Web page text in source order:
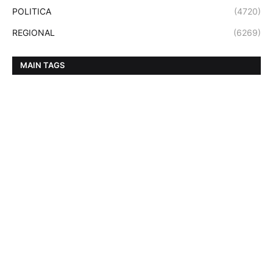
POLITICA (4720)
REGIONAL (6269)
MAIN TAGS